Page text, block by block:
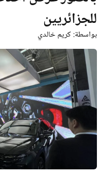
للجزائريين
بواسطة:كريم خالدي